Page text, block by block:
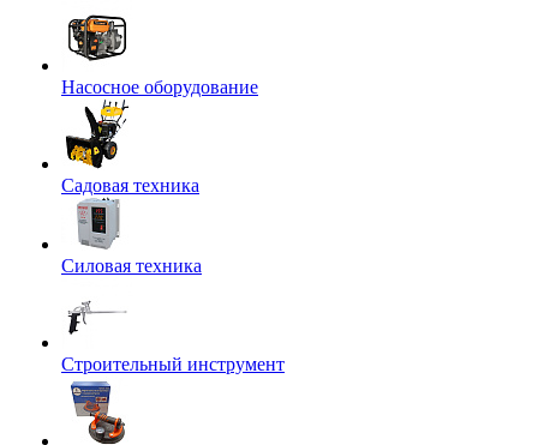
Насосное оборудование
Садовая техника
Силовая техника
Строительный инструмент